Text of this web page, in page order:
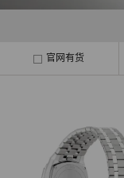
官网有货